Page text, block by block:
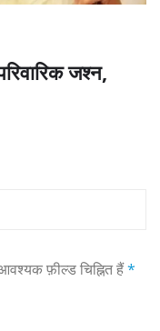
जश्न,
फ़ील्ड चिह्नित हैं*